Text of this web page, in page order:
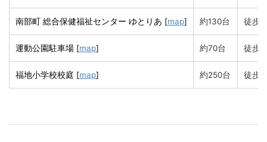
南部町 総合保健福祉センター ゆとりあ [map] 約130台 徒歩5
運動公園駐車場 [map] 約70台 徒歩8
福地小学校校庭 [map] 約250台 徒歩